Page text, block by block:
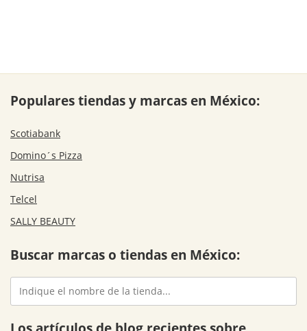
Populares tiendas y marcas en México:
Scotiabank
Domino´s Pizza
Nutrisa
Telcel
SALLY BEAUTY
Buscar marcas o tiendas en México: